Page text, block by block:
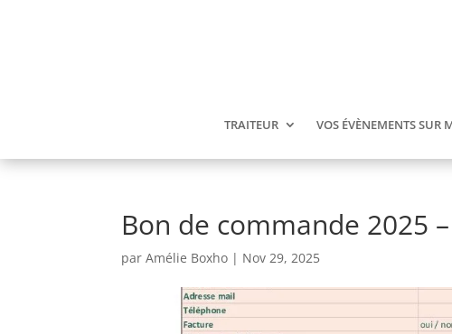
TRAITEUR VOS ÉVÈNEMENTS SUR
Bon de commande 2025
parAmélie Boxho | Nov 29, 2025